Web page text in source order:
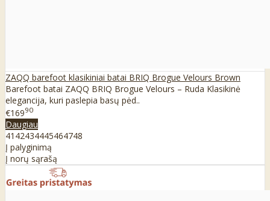
ZAQQ barefoot klasikiniai batai BRIQ Brogue Velours Brown
Barefoot batai ZAQQ BRIQ Brogue Velours – Ruda Klasikinė
elegancija, kuri paslepia basų pėd..
€16990
Daugiau
41 42434445464748
Į palyginimą
Į norų sąrašą